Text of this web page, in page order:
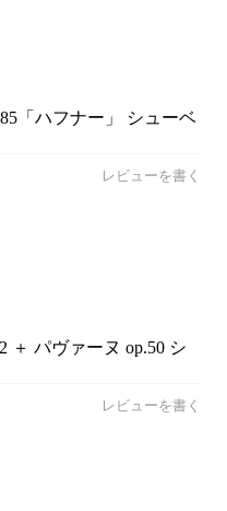
「ハフナー」 シューベ
レビューを書く
＋ パヴァーヌ op.50 シ
レビューを書く